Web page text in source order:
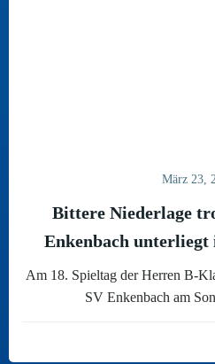
März 23,
Bittere Niederlage
Enkenbach unterliegt
Am 18. Spieltag der Herren B-
SV Enkenbach am